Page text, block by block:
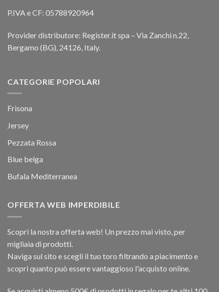
P.IVA e CF: 05788920964
Provider distributore: Register.it spa – Via Zanchi n.22,
Bergamo (BG), 24126, Italy.
CATEGORIE POPOLARI
Frisona
Jersey
Pezzata Rossa
Blue belga
Bufala Mediterranea
OFFERTA WEB IMPERDIBILE
Scopri la nostra offerta web! Un prezzo mai visto, per
migliaia di prodotti.
Naviga sul sito e scegli il tuo toro filtrando a piacimento e
scopri quanto può essere vantaggioso l'acquisto online.